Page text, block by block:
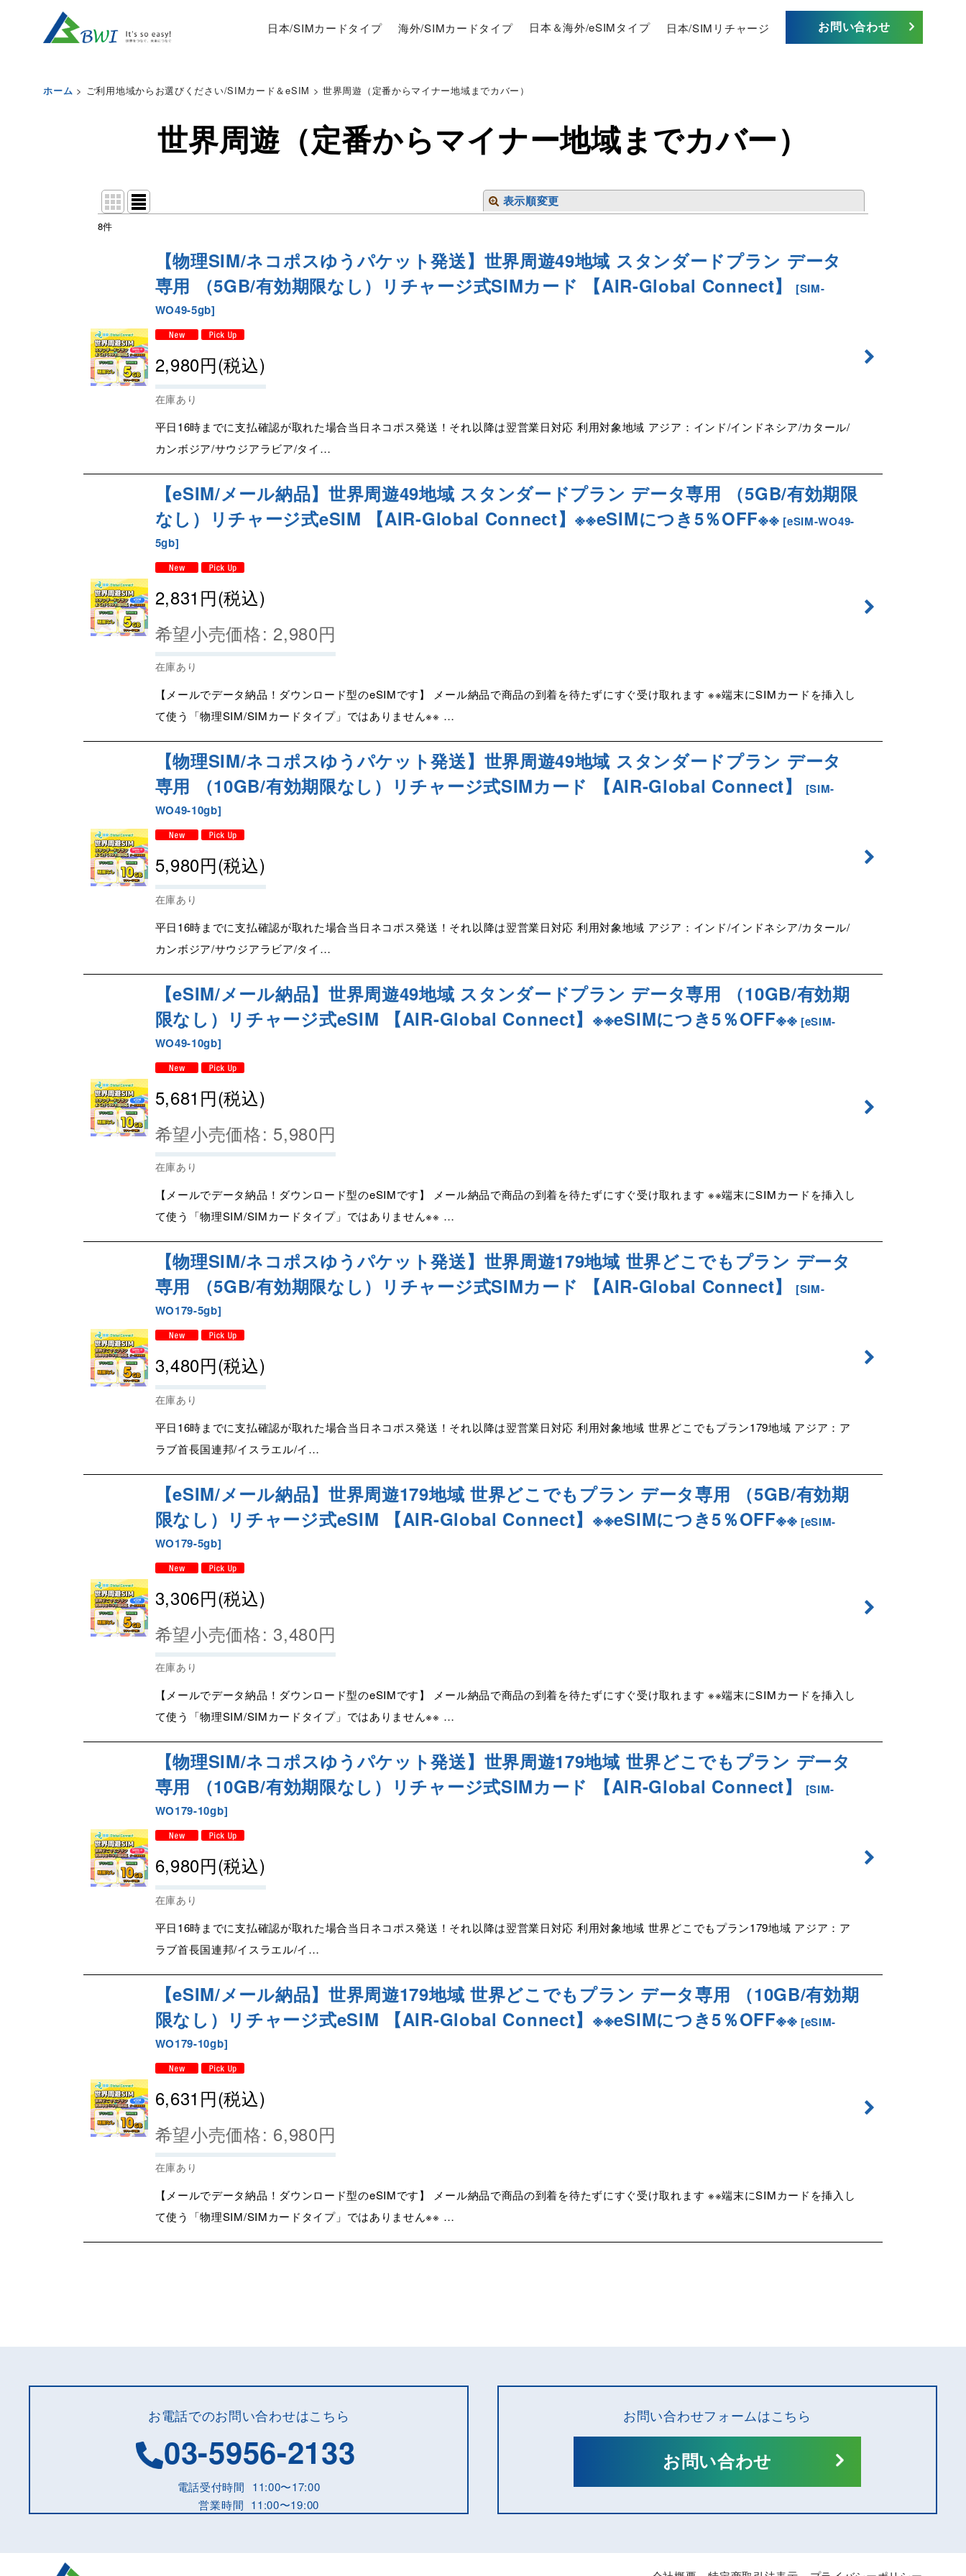
日本/SIMカードタイプ 海外/SIMカードタイプ 日本＆海外/eSIMタイプ 日本/SIMリチャージ お問い合わせ
ホーム > ご利用地域からお選びください/SIMカード＆eSIM > 世界周遊（定番からマイナー地域までカバー）
世界周遊（定番からマイナー地域までカバー）
表示順変更
8件
【物理SIM/ネコポスゆうパケット発送】世界周遊49地域 スタンダードプラン データ
専用 （5GB/有効期限なし）リチャージ式SIMカード 【AIR-Global Connect】
[SIM-
WO49-5gb]
2,980円(税込)
在庫あり
平日16時までに支払確認が取れた場合当日ネコポス発送！それ以降は翌営業日対応 利用対象地域 アジア：インド/インドネシア/カタール/
カンボジア/サウジアラビア/タイ…
【eSIM/メール納品】世界周遊49地域 スタンダードプラン データ専用 （5GB/有効期限
なし）リチャージ式eSIM 【AIR-Global Connect】※※eSIMにつき5％OFF※※ [eSIM-WO49-
5gb]
2,831 円(税込)
希望小売価格: 2,980円
在庫あり
【メールでデータ納品！ダウンロード型のeSIMです】 メール納品で商品の到着を待たずにすぐ受け取れます ※※端末にSIMカードを挿入し
て使う「物理SIM/SIMカードタイプ」ではありません※※ …
【物理SIM/ネコポスゆうパケット発送】世界周遊49地域 スタンダードプラン データ
専用 （10GB/有効期限なし）リチャージ式SIMカード 【AIR-Global Connect】
[SIM-
WO49-10gb]
5,980円(税込)
在庫あり
平日16時までに支払確認が取れた場合当日ネコポス発送！それ以降は翌営業日対応 利用対象地域 アジア：インド/インドネシア/カタール/
カンボジア/サウジアラビア/タイ…
【eSIM/メール納品】世界周遊49地域 スタンダードプラン データ専用 （10GB/有効期
限なし）リチャージ式eSIM 【AIR-Global Connect】※※eSIMにつき5％OFF※※ [eSIM-
WO49-10gb]
5,681 円(税込)
希望小売価格: 5,980円
在庫あり
【メールでデータ納品！ダウンロード型のeSIMです】 メール納品で商品の到着を待たずにすぐ受け取れます ※※端末にSIMカードを挿入し
て使う「物理SIM/SIMカードタイプ」ではありません※※ …
【物理SIM/ネコポスゆうパケット発送】世界周遊179地域 世界どこでもプラン データ
専用 （5GB/有効期限なし）リチャージ式SIMカード 【AIR-Global Connect】
[SIM-
WO179-5gb]
3,480円(税込)
在庫あり
平日16時までに支払確認が取れた場合当日ネコポス発送！それ以降は翌営業日対応 利用対象地域 世界どこでもプラン179地域 アジア：ア
ラブ首長国連邦/イスラエル/イ…
【eSIM/メール納品】世界周遊179地域 世界どこでもプラン データ専用 （5GB/有効期
限なし）リチャージ式eSIM 【AIR-Global Connect】※※eSIMにつき5％OFF※※ [eSIM-
WO179-5gb]
3,306円(税込)
希望小売価格: 3,480円
在庫あり
【メールでデータ納品！ダウンロード型のeSIMです】 メール納品で商品の到着を待たずにすぐ受け取れます ※※端末にSIMカードを挿入し
て使う「物理SIM/SIMカードタイプ」ではありません※※ …
【物理SIM/ネコポスゆうパケット発送】世界周遊179地域 世界どこでもプラン データ
専用 （10GB/有効期限なし）リチャージ式SIMカード 【AIR-Global Connect】
[SIM-
WO179-10gb]
6,980円(税込)
在庫あり
平日16時までに支払確認が取れた場合当日ネコポス発送！それ以降は翌営業日対応 利用対象地域 世界どこでもプラン179地域 アジア：ア
ラブ首長国連邦/イスラエル/イ…
【eSIM/メール納品】世界周遊179地域 世界どこでもプラン データ専用 （10GB/有効期
限なし）リチャージ式eSIM 【AIR-Global Connect】※※eSIMにつき5％OFF※※ [eSIM-
WO179-10gb]
6,631 円(税込)
希望小売価格: 6,980円
在庫あり
【メールでデータ納品！ダウンロード型のeSIMです】 メール納品で商品の到着を待たずにすぐ受け取れます ※※端末にSIMカードを挿入し
て使う「物理SIM/SIMカードタイプ」ではありません※※ …
お電話でのお問い合わせはこちら
03-5956-2133
電話受付時間
11:00〜17:00
営業時間 11:00〜19:00
お問い合わせフォームはこちら
お問い合わせ